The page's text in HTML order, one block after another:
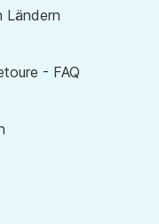
Ländern
- FAQ